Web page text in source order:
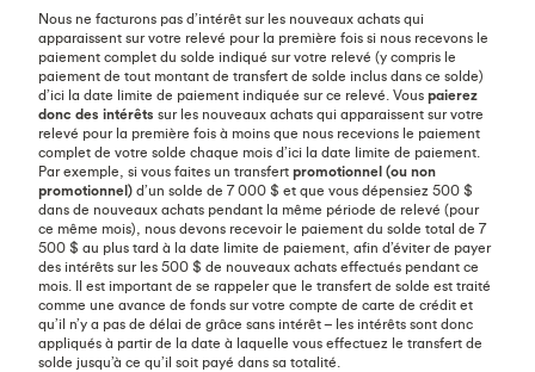
Nous ne facturons pas d’intérêt sur les nouveaux achats qui
apparaissent sur votre relevé pour la première fois si nous recevons le
paiement complet du solde indiqué sur votre relevé (y compris le
paiement de tout montant de transfert de solde inclus dans ce solde)
d’ici la date limite de paiement indiquée sur ce relevé. Vous paierez
donc des intérêts sur les nouveaux achats qui apparaissent sur votre
relevé pour la première fois à moins que nous recevions le paiement
complet de votre solde chaque mois d’ici la date limite de paiement.
Par exemple, si vous faites un transfert promotionnel (ou non
promotionnel) d’un solde de 7 000 $ et que vous dépensiez 500 $
dans de nouveaux achats pendant la même période de relevé (pour
ce même mois), nous devons recevoir le paiement du solde total de 7
500 $ au plus tard à la date limite de paiement, afin d’éviter de payer
des intérêts sur les 500 $ de nouveaux achats effectués pendant ce
mois. Il est important de se rappeler que le transfert de solde est traité
comme une avance de fonds sur votre compte de carte de crédit et
qu’il n’y a pas de délai de grâce sans intérêt – les intérêts sont donc
appliqués à partir de la date à laquelle vous effectuez le transfert de
solde jusqu’à ce qu’il soit payé dans sa totalité.